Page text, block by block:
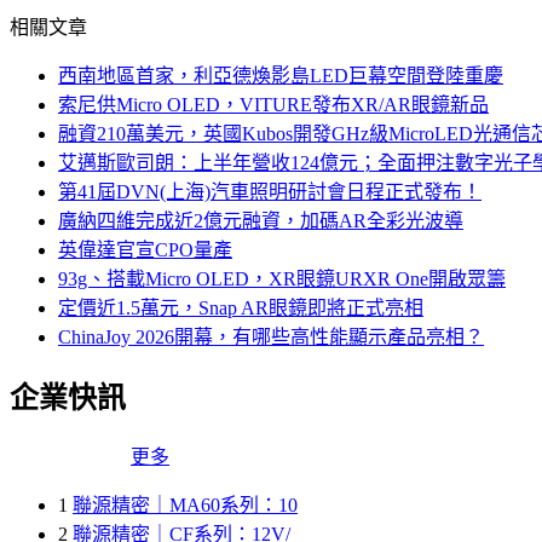
相關文章
西南地區首家，利亞德煥影島LED巨幕空間登陸重慶
索尼供Micro OLED，VITURE發布XR/AR眼鏡新品
融資210萬美元，英國Kubos開發GHz級MicroLED光通信
艾邁斯歐司朗：上半年營收124億元；全面押注數字光子
第41屆DVN(上海)汽車照明研討會日程正式發布！
廣納四維完成近2億元融資，加碼AR全彩光波導
英偉達官宣CPO量產
93g、搭載Micro OLED，XR眼鏡URXR One開啟眾籌
定價近1.5萬元，Snap AR眼鏡即將正式亮相
ChinaJoy 2026開幕，有哪些高性能顯示產品亮相？
企業快訊
更多
1 聯源精密｜MA60系列：10
2 聯源精密｜CF系列：12V/